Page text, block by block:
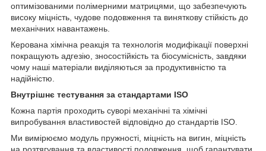
оптимізованими полімерними матрицями, що забезпечують
високу міцність, чудове подовження та виняткову стійкість до
механічних навантажень.
Керована хімічна реакція та технологія модифікації поверхні
покращують адгезію, зносостійкість та біосумісність, завдяки
чому наші матеріали виділяються за продуктивністю та
надійністю.
Внутрішнє тестування за стандартами ISO
Кожна партія проходить суворі механічні та хімічні
випробування властивостей відповідно до стандартів ISO.
Ми вимірюємо модуль пружності, міцність на вигин, міцність
на розтягування та властивості подовження, щоб гарантувати